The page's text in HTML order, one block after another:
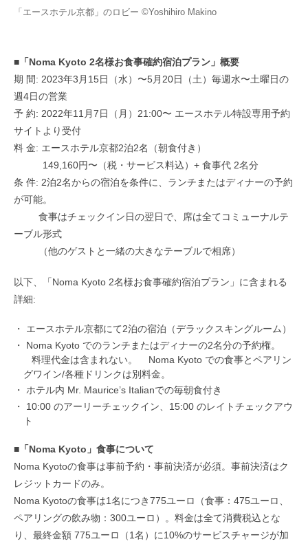
「エースホテル京都」のロビー ©Yoshihiro Makino
■「Noma Kyoto 2名様お食事確約宿泊プラン」概要
期 間: 2023年3月15日（水）〜5月20日（土）毎週水〜土曜日の
週4日の営業
予 約: 2022年11月7日（月）21:00〜 エースホテル特設専用予約
サイトより受付
料 金: エースホテル京都2泊2名（朝食付き）
149,160円〜（税・サービス料込）+ 食事代 2名分
条 件: 2泊2名からの宿泊を条件に、ランチまたはディナーの予約
が可能。
食事はチェックイン日の翌日で、席は全てコミューナルテ
ーブル形式
（他のゲストと一緒の大きなテーブルで相席）
以下、「Noma Kyoto 2名様お食事確約宿泊プラン」に含まれる
詳細:
エースホテル京都にて2泊の宿泊（デラックスキングルーム）
Noma Kyoto でのランチまたはディナーの2名分の予約権。
料理代金は含まれない。 Noma Kyoto での食事とペアリン
グワイン/各種ドリンクは別料金。
ホテル内 Mr. Maurice’s Italianでの毎朝食付き
10:00 のアーリーチェックイン、15:00 のレイトチェックアウ
ト
■「Noma Kyoto」食事について
Noma Kyotoの食事は事前予約・事前決済が必須。事前決済はク
レジットカードのみ。
Noma Kyotoの食事は1名につき775ユーロ（食事：475ユーロ、
ペアリングの飲み物：300ユーロ）。料金は全て消費税込とな
り、最終金額 775ユーロ（1名）に10%のサービスチャージが加